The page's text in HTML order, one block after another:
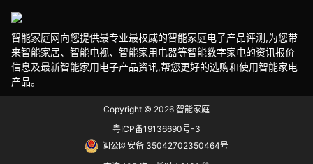
智能家庭网向您提供最专业最权威的智能家庭电子产品评测,为您带
来智能家居、智能电视、智能家用电器等智能数字家电的资讯报价
信息及最新智能家用电子产品资讯,帮您更好的选购和使用智能家电
产品。
Copyright © 2026 智能家庭
粤ICP备19136690号-3
闽公网安备 35042702350464号